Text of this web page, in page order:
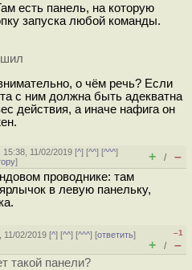
есть панель, на которую
запуска любой команды.
о чём речь? Если
с ним должна быть адекватна
действия, а иначе нафига он
15:38, 11/02/2019 [^] [^^] [^^^]
] + / –
проводнике: там
в левую панельку,
11/02/2019 [^] [^^] [^^^] [ответить]
–1
+ / –
такой панели?